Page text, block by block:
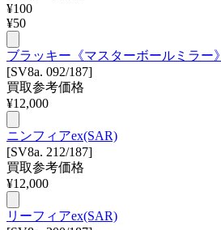
¥100
¥50
ブラッキー《マスターボールミラー》
[SV8a. 092/187]
買取参考価格
¥12,000
ニンフィアex(SAR)
[SV8a. 212/187]
買取参考価格
¥12,000
リーフィアex(SAR)